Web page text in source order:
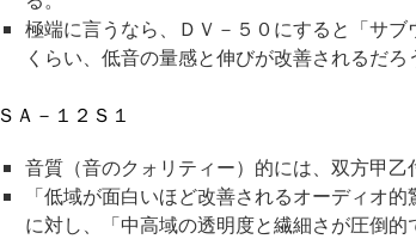
極端に言うなら、ＤＶ－５０にすると「サ
くらい、低音の量感と伸びが改善されるだろ
ＳＡ－１２Ｓ１
音質（音のクォリティー）的には、双方甲乙
「低域が面白いほど改善されるオーディオ
に対し、「中高域の透明度と繊細さが圧倒